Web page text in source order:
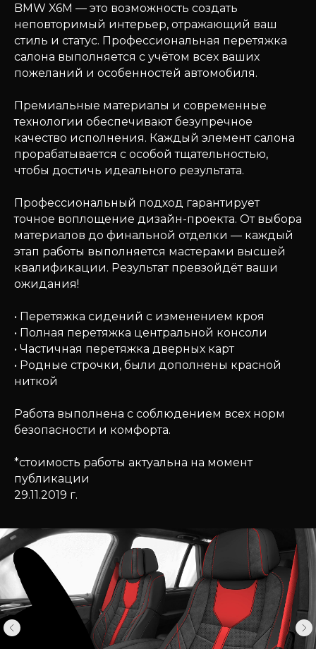
BMW X6M — это возможность создать
неповторимый интерьер, отражающий ваш
стиль и статус. Профессиональная перетяжка
салона выполняется с учётом всех ваших
пожеланий и особенностей автомобиля.
Премиальные материалы и современные
технологии обеспечивают безупречное
качество исполнения. Каждый элемент салона
прорабатывается с особой тщательностью,
чтобы достичь идеального результата.
Профессиональный подход гарантирует
точное воплощение дизайн-проекта. От выбора
материалов до финальной отделки — каждый
этап работы выполняется мастерами высшей
квалификации. Результат превзойдёт ваши
ожидания!
• Перетяжка сидений с изменением кроя
• Полная перетяжка центральной консоли
• Частичная перетяжка дверных карт
• Родные строчки, были дополнены красной
ниткой
Работа выполнена с соблюдением всех норм
безопасности и комфорта.
*стоимость работы актуальна на момент
публикации
29.11.2019 г.